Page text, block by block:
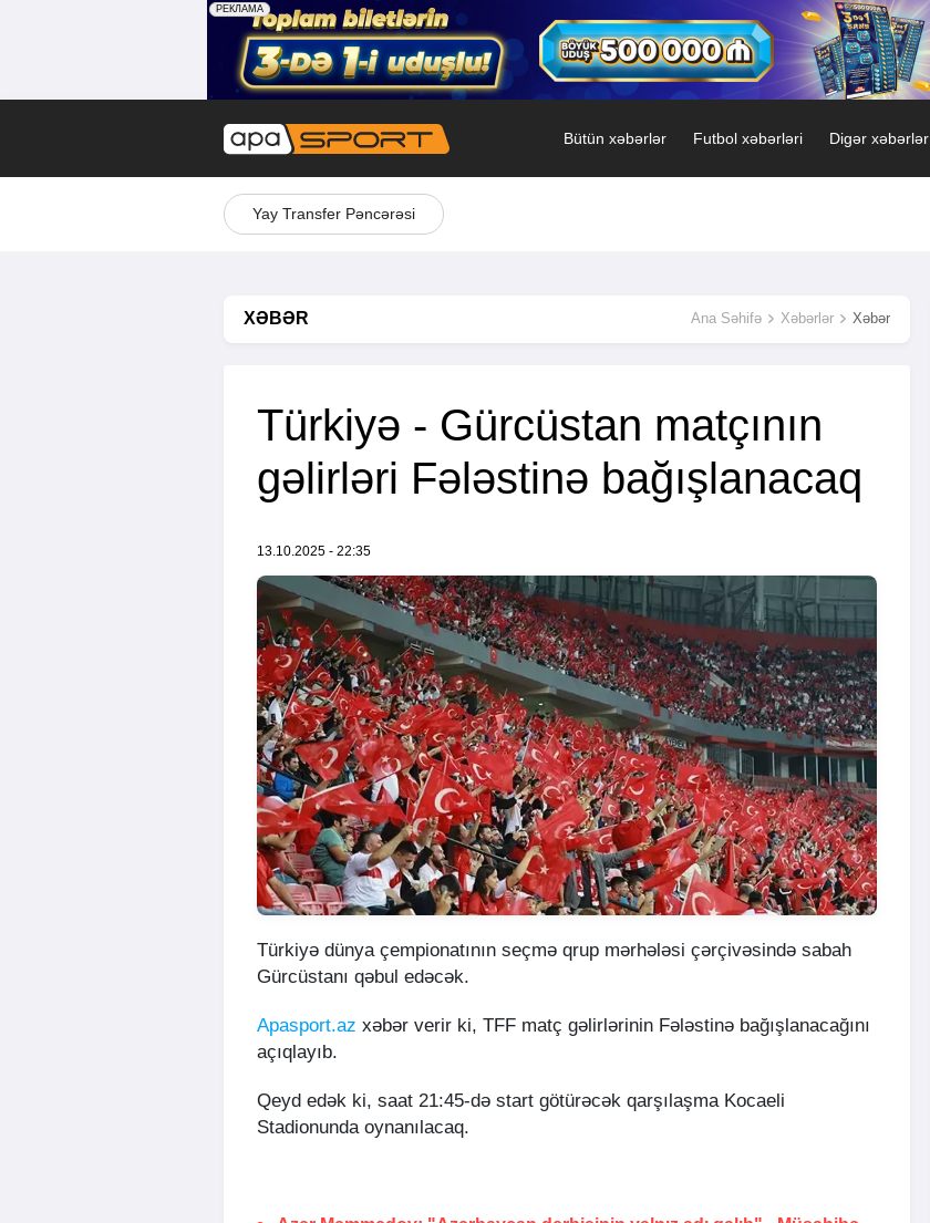
Bütün xəbərlər Futbol xəbərləri Digər xəbərlər
Yay Transfer Pəncərəsi
XƏBƏR Ana Səhifə Xəbərlər Xəbər
Türkiyə - Gürcüstan matçının
gəlirləri Fələstinə bağışlanacaq
13.10.2025 - 22:35
Türkiyə dünya çempionatının seçmə qrup mərhələsi çərçivəsində sabah
Gürcüstanı qəbul edəcək.
Apasport.az xəbər verir ki, TFF matç gəlirlərinin Fələstinə bağışlanacağını
açıqlayıb.
Qeyd edək ki, saat 21:45-də start götürəcək qarşılaşma Kocaeli
Stadionunda oynanılacaq.